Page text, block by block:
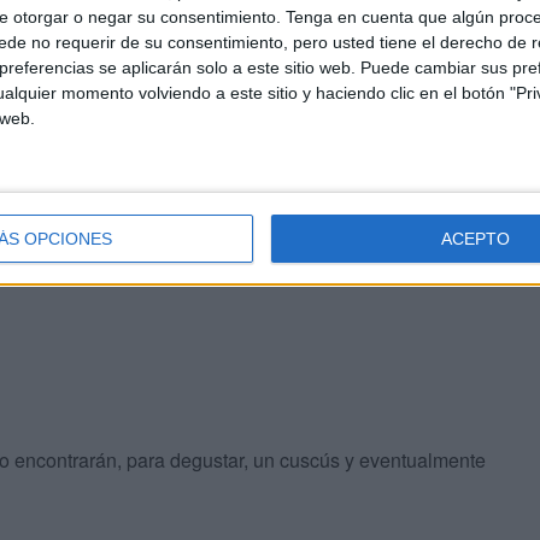
otorgar o negar su consentimiento. Tenga en cuenta que algún
no requerir de su consentimiento, pero usted tiene el derecho de
se aplicarán solo a este sitio web. Puede cambiar sus
momento volviendo a este sitio y haciendo clic en el botón
OPCIONES ACEPTO
Comenzará a las 18 horas y se clausurará a las 22
a pie el morabito y posteriormente actuarán
tendremos será la recepción de las autoridades que
de cada una de las comunidades y cofradías
para degustar, un cuscús y eventualmente